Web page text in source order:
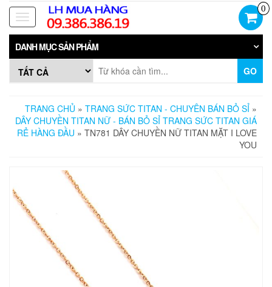
Skip
the
content
Toggle
navigation
0
DANH MỤC SẢN PHẨM
GO
TRANG CHỦ » TRANG SỨC TITAN - CHUYÊN BÁN BỎ SỈ »
DÂY CHUYỀN TITAN NỮ - BÁN BỎ SỈ TRANG SỨC TITAN GIÁ
RẺ HÀNG ĐẦU » TN781 DÂY CHUYỀN NỮ TITAN MẶT I LOVE
YOU